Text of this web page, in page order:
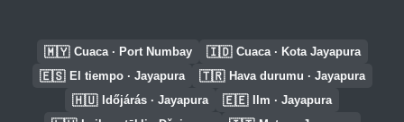
🇲🇾 Cuaca · Port Numbay 🇮🇩 Cuaca · Kota Jayapura
🇪🇸 El tiempo · Jayapura 🇹🇷 Hava durumu · Jayapura
🇭🇺 Időjárás · Jayapura 🇪🇪 Ilm · Jayapura